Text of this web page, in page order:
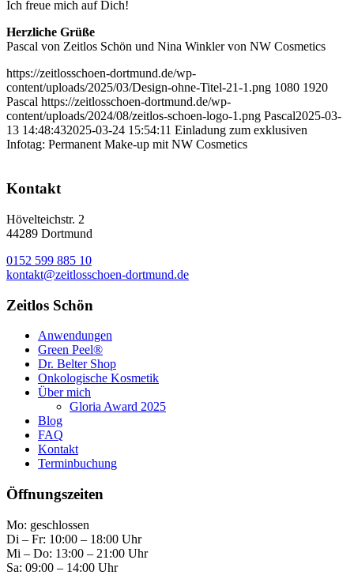
Ich freue mich auf Dich!
Herzliche Grüße
Pascal von Zeitlos Schön und Nina Winkler von NW Cosmetics
https://zeitlosschoen-dortmund.de/wp-
content/uploads/2025/03/Design-ohne-Titel-21-1.png 1080 1920
Pascal https://zeitlosschoen-dortmund.de/wp-
content/uploads/2024/08/zeitlos-schoen-logo-1.png Pascal2025-03-
13 14:48:432025-03-24 15:54:11 Einladung zum exklusiven
Infotag: Permanent Make-up mit NW Cosmetics
Kontakt
Hövelteichstr. 2
44289 Dortmund
0152 599 885 10
kontakt@zeitlosschoen-dortmund.de
Zeitlos Schön
Anwendungen
Green Peel®
Dr. Belter Shop
Onkologische Kosmetik
Über mich
Gloria Award 2025
Blog
FAQ
Kontakt
Terminbuchung
Öffnungszeiten
Mo: geschlossen
Di – Fr: 10:00 – 18:00 Uhr
Mi – Do: 13:00 – 21:00 Uhr
Sa: 09:00 – 14:00 Uhr